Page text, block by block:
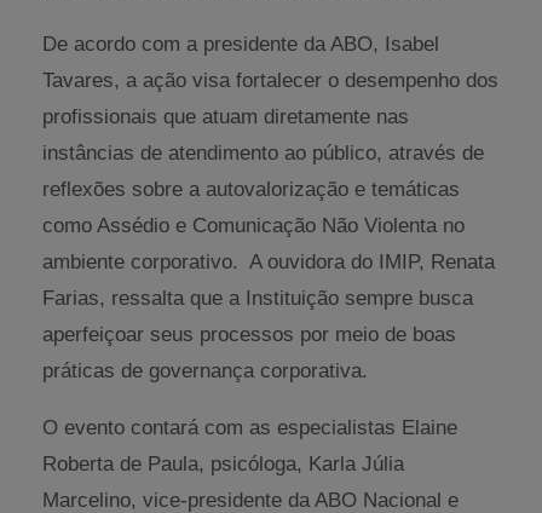
De acordo com a presidente da ABO, Isabel
Tavares, a ação visa fortalecer o desempenho dos
profissionais que atuam diretamente nas
instâncias de atendimento ao público, através de
reflexões sobre a autovalorização e temáticas
como Assédio e Comunicação Não Violenta no
ambiente corporativo. A ouvidora do IMIP, Renata
Farias, ressalta que a Instituição sempre busca
aperfeiçoar seus processos por meio de boas
práticas de governança corporativa.
O evento contará com as especialistas Elaine
Roberta de Paula, psicóloga, Karla Júlia
Marcelino, vice-presidente da ABO Nacional e